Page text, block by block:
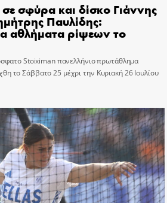
σφύρα και δίσκο Γιάννης
Παυλίδης:
αθλήματα ρίψεων το
Stoiximan πανελλήνιο πρωτάθλημα
το Σάββατο 25 μέχρι την Κυριακή 26 Ιουλίου